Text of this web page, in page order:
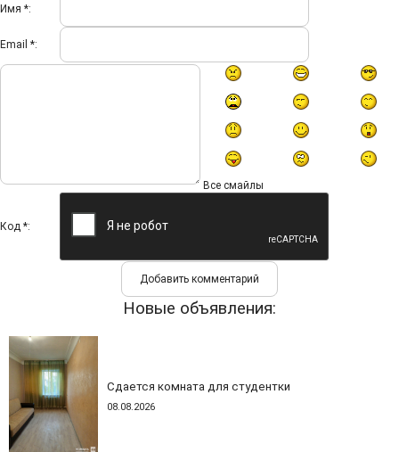
Имя *:
Email *:
Все смайлы
Код *:
Новые объявления:
Сдается комната для студентки
08.08.2026